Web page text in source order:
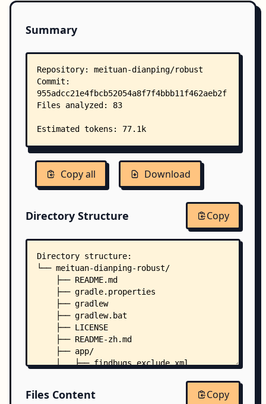
Summary
Copy all Download
Directory Structure Copy
Directory structure:
└── meituan-dianping-robust/
    ├── README.md
    ├── gradle.properties
    ├── gradlew
    ├── gradlew.bat
    ├── LICENSE
    ├── README-zh.md
    ├── app/
    │   ├── findbugs_exclude.xml
    │   ├── proguard-rules.pro
Files Content Copy